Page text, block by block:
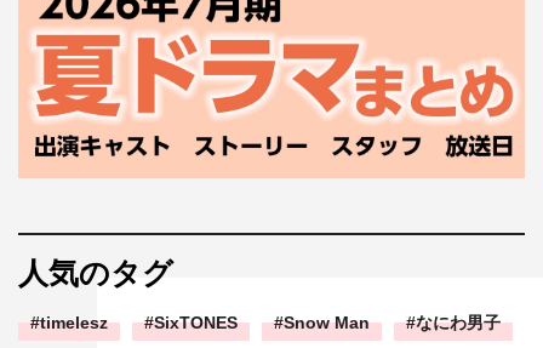
人気のタグ
timelesz SixTONES Snow Man なにわ男子